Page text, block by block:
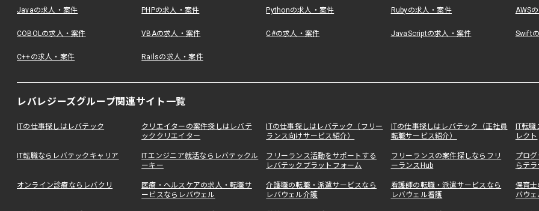
Javaの求人・案件 PHPの求人・案件 Pythonの求人・案件 Rubyの求人・案件 AWS
COBOLの求人・案件 VBAの求人・案件 C#の求人・案件 JavaScriptの求人・案件 Swift
C++の求人・案件 Railsの求人・案件
レバレジーズグループ関連サイト一覧
ITの仕事探しはレバテック
クリエイターの案件探しはレバテ
ッククリエイター
ITの仕事探しはレバテック（フリー
ランス向けサービス紹介）
ITの仕事探しはレバテック（正社員
転職サービス紹介）
IT転
レクト
IT転職ならレバテックキャリア
ITエンジニア就活ならレバテックル
ーキー
フリーランス活動をサポートする
レバテックプラットフォーム
フリーランスの案件探しならフリ
ーランスHub
プロ
らテ
オンライン診療ならレバクリ
医療・ヘルスケアの求人・転職サ
ービスならレバウェル
介護職の転職・派遣サービスなら
レバウェル介護
看護師の転職・派遣サービスなら
レバウェル看護
保育
バウ